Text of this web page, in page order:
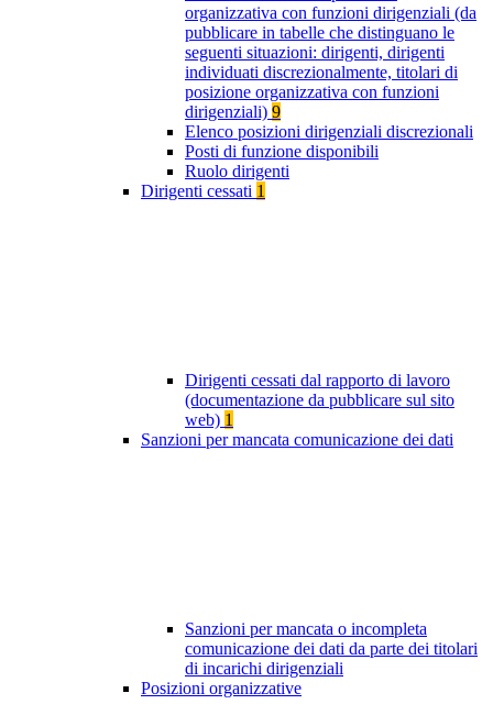
organizzativa con funzioni dirigenziali (da
pubblicare in tabelle che distinguano le
seguenti situazioni: dirigenti, dirigenti
individuati discrezionalmente, titolari di
posizione organizzativa con funzioni
dirigenziali) 9
Elenco posizioni dirigenziali discrezionali
Posti di funzione disponibili
Ruolo dirigenti
Dirigenti cessati 1
Dirigenti cessati dal rapporto di lavoro
(documentazione da pubblicare sul sito
web) 1
Sanzioni per mancata comunicazione dei dati
Sanzioni per mancata o incompleta
comunicazione dei dati da parte dei titolari
di incarichi dirigenziali
Posizioni organizzative